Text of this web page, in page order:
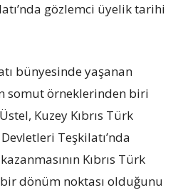
gözlemci üyelik tarihi
bünyesinde yaşanan
somut örneklerinden biri
Kuzey Kıbrıs Türk
Teşkilatı’nda
Kıbrıs Türk
bir dönüm noktası olduğunu